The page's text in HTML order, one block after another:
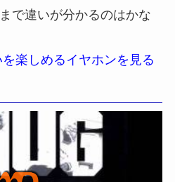
で違いが分かるのはかな
楽しめるイヤホンを見る